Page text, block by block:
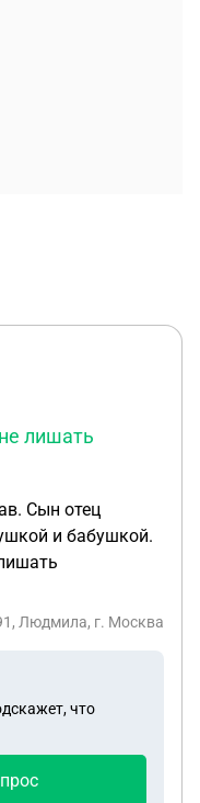
лишать
Сын отец
и бабушкой.
Людмила, г. Москва
что